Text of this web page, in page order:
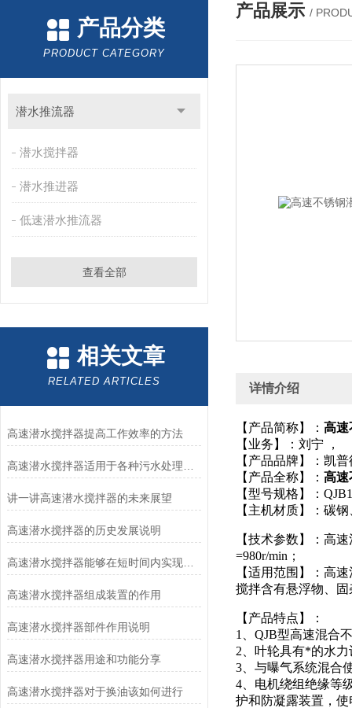
产品分类
PRODUCT CATEGORY
潜水推流器
潜水搅拌器
潜水推进器
低速潜水推流器
查看全部
相关文章
RELATED ARTICLES
高速潜水搅拌器提高工作效率的方法
讲一讲高速潜水搅拌器的未来展望
高速潜水搅拌器的历史发展说明
高速潜水搅拌器能够在短时间内实现高强度的搅拌和混合
高速潜水搅拌器组成装置的作用
高速潜水搅拌器部件作用说明
高速潜水搅拌器用途和功能分享
高速潜水搅拌器对于换油该如何进行
产品展示 /
详情介绍
【产品简称】： 高速
【业务】：刘宁 ，
【产品品牌】：凯普
【产品全称】： 高速
【型号规格】：
【主机材质】：碳
【技术参数】：高
=980r/min；
【适用范围】：高
搅拌含有悬浮物、
【产品特点】：
1、QJB型高速混合
2、叶轮具有*的水
3、与曝气系统混合
4、电机绕组绝缘等
护和防凝露装置，